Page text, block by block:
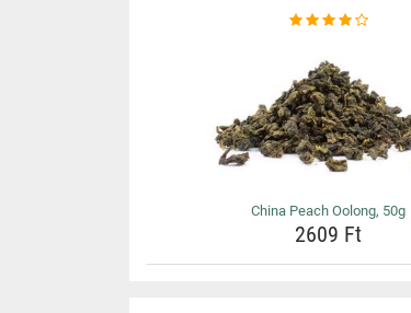
China Peach Oolong, 50g
2609 Ft